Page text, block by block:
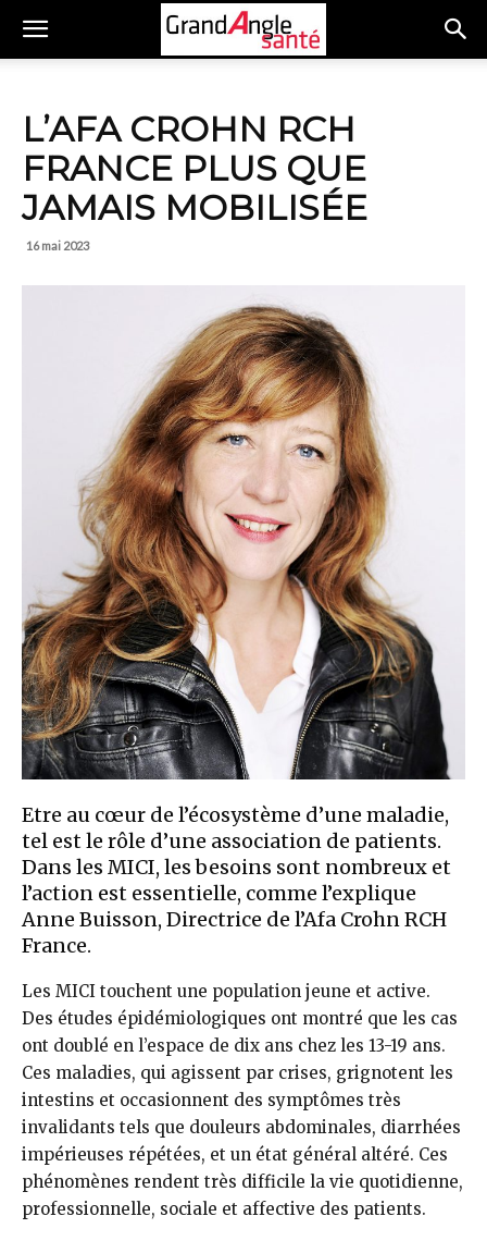
L’AFA CROHN RCH
FRANCE PLUS QUE
JAMAIS MOBILISÉE
16 mai 2023
Etre au cœur de l’écosystème d’une maladie,
tel est le rôle d’une association de patients.
Dans les MICI, les besoins sont nombreux et
l’action est essentielle, comme l’explique
Anne Buisson, Directrice de l’Afa Crohn RCH
France.
Les MICI touchent une population jeune et active.
Des études épidémiologiques ont montré que les cas
ont doublé en l’espace de dix ans chez les 13-19 ans.
Ces maladies, qui agissent par crises, grignotent les
intestins et occasionnent des symptômes très
invalidants tels que douleurs abdominales, diarrhées
impérieuses répétées, et un état général altéré. Ces
phénomènes rendent très difficile la vie quotidienne,
professionnelle, sociale et affective des patients.